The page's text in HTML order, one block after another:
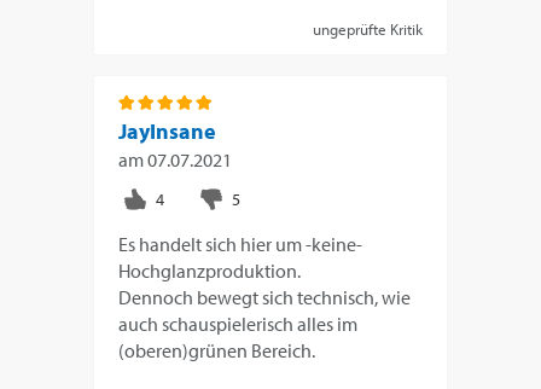
ungeprüfte Kritik
JayInsane
am07.07.2021
Es handelt sich hier um -keine-
Hochglanzproduktion.
Dennoch bewegt sich technisch, wie
auch schauspielerisch alles im
(oberen)grünen Bereich.